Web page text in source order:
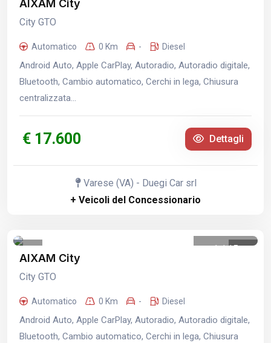
AIXAM City
City GTO
Automatico 0 Km - Diesel
Android Auto, Apple CarPlay, Autoradio, Autoradio digitale,
Bluetooth, Cambio automatico, Cerchi in lega, Chiusura
centralizzata...
€ 17.600 Dettagli
Varese (VA) - Duegi Car srl
+ Veicoli del Concessionario
1 /15
AIXAM City
City GTO
Automatico 0 Km - Diesel
Android Auto, Apple CarPlay, Autoradio, Autoradio digitale,
Bluetooth, Cambio automatico, Cerchi in lega, Chiusura